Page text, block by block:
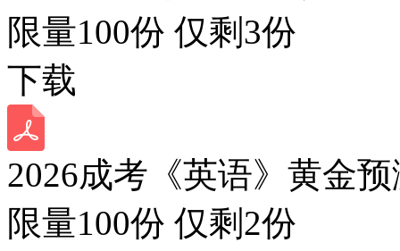
限量100份 仅剩 3份
下载
2026成考《英语》黄金
限量100份 仅剩 2份